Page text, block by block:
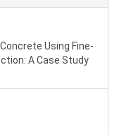
Using Fine-
A Case Study